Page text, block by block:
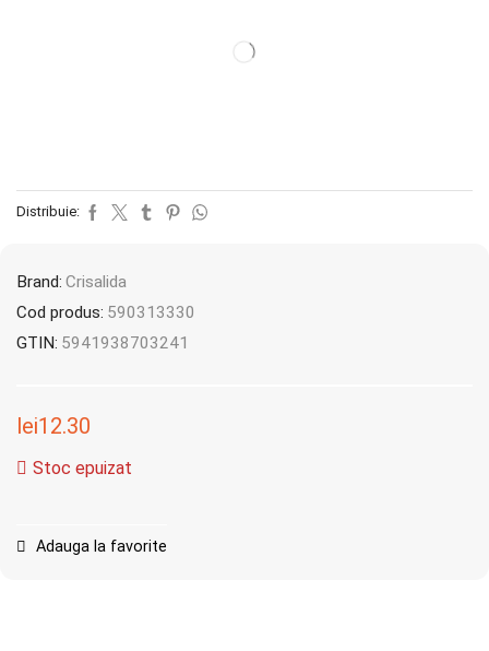
Distribuie:
Brand: Crisalida
Cod produs: 590313330
GTIN: 5941938703241
lei12.30
Stoc epuizat
Adauga la favorite